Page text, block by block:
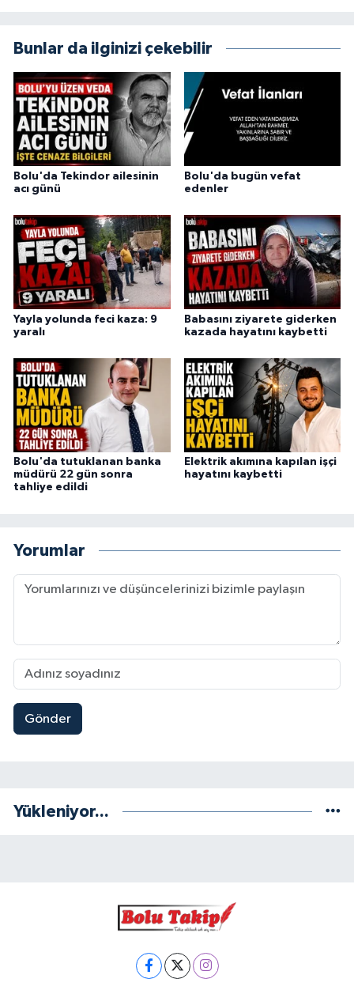
Bunlar da ilginizi çekebilir
Bolu'da Tekindor ailesinin
acı günü
Bolu'da bugün vefat
edenler
Yayla yolunda feci kaza: 9
yaralı
Babasını ziyarete giderken
kazada hayatını kaybetti
Bolu'da tutuklanan banka
müdürü 22 gün sonra
tahliye edildi
Elektrik akımına kapılan işçi
hayatını kaybetti
Yorumlar
Gönder
Yükleniyor...